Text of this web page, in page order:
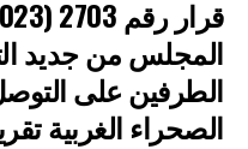
المجلس من جديد
الطرفين على
الصحراء الغربية